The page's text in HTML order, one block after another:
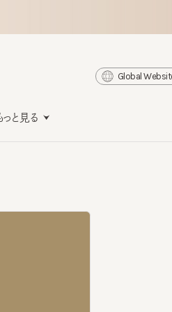
Global Website
る